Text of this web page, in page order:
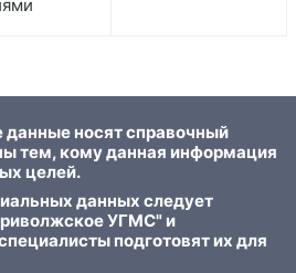
носят справочный
тем, кому данная информация
целей.
данных следует
УГМС" и
подготовят их для